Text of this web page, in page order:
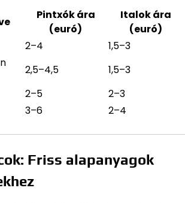
Pintxók ára
(euró)
Italok ára
(euró)
2–4
1,5–3
2,5–4,5
1,5–3
2–5
2–3
3–6 2–4
Friss alapanyagok